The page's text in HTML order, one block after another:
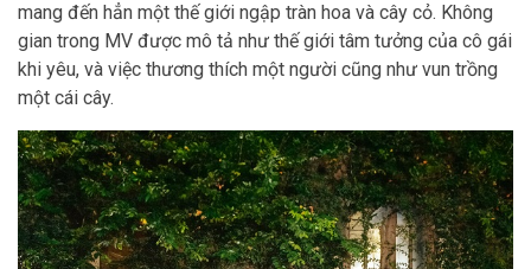
mang đến hẳn một thế giới ngập tràn hoa và cây cỏ. Không
gian trong MV được mô tả như thế giới tâm tưởng của cô gái
khi yêu, và việc thương thích một người cũng như vun trồng
một cái cây.